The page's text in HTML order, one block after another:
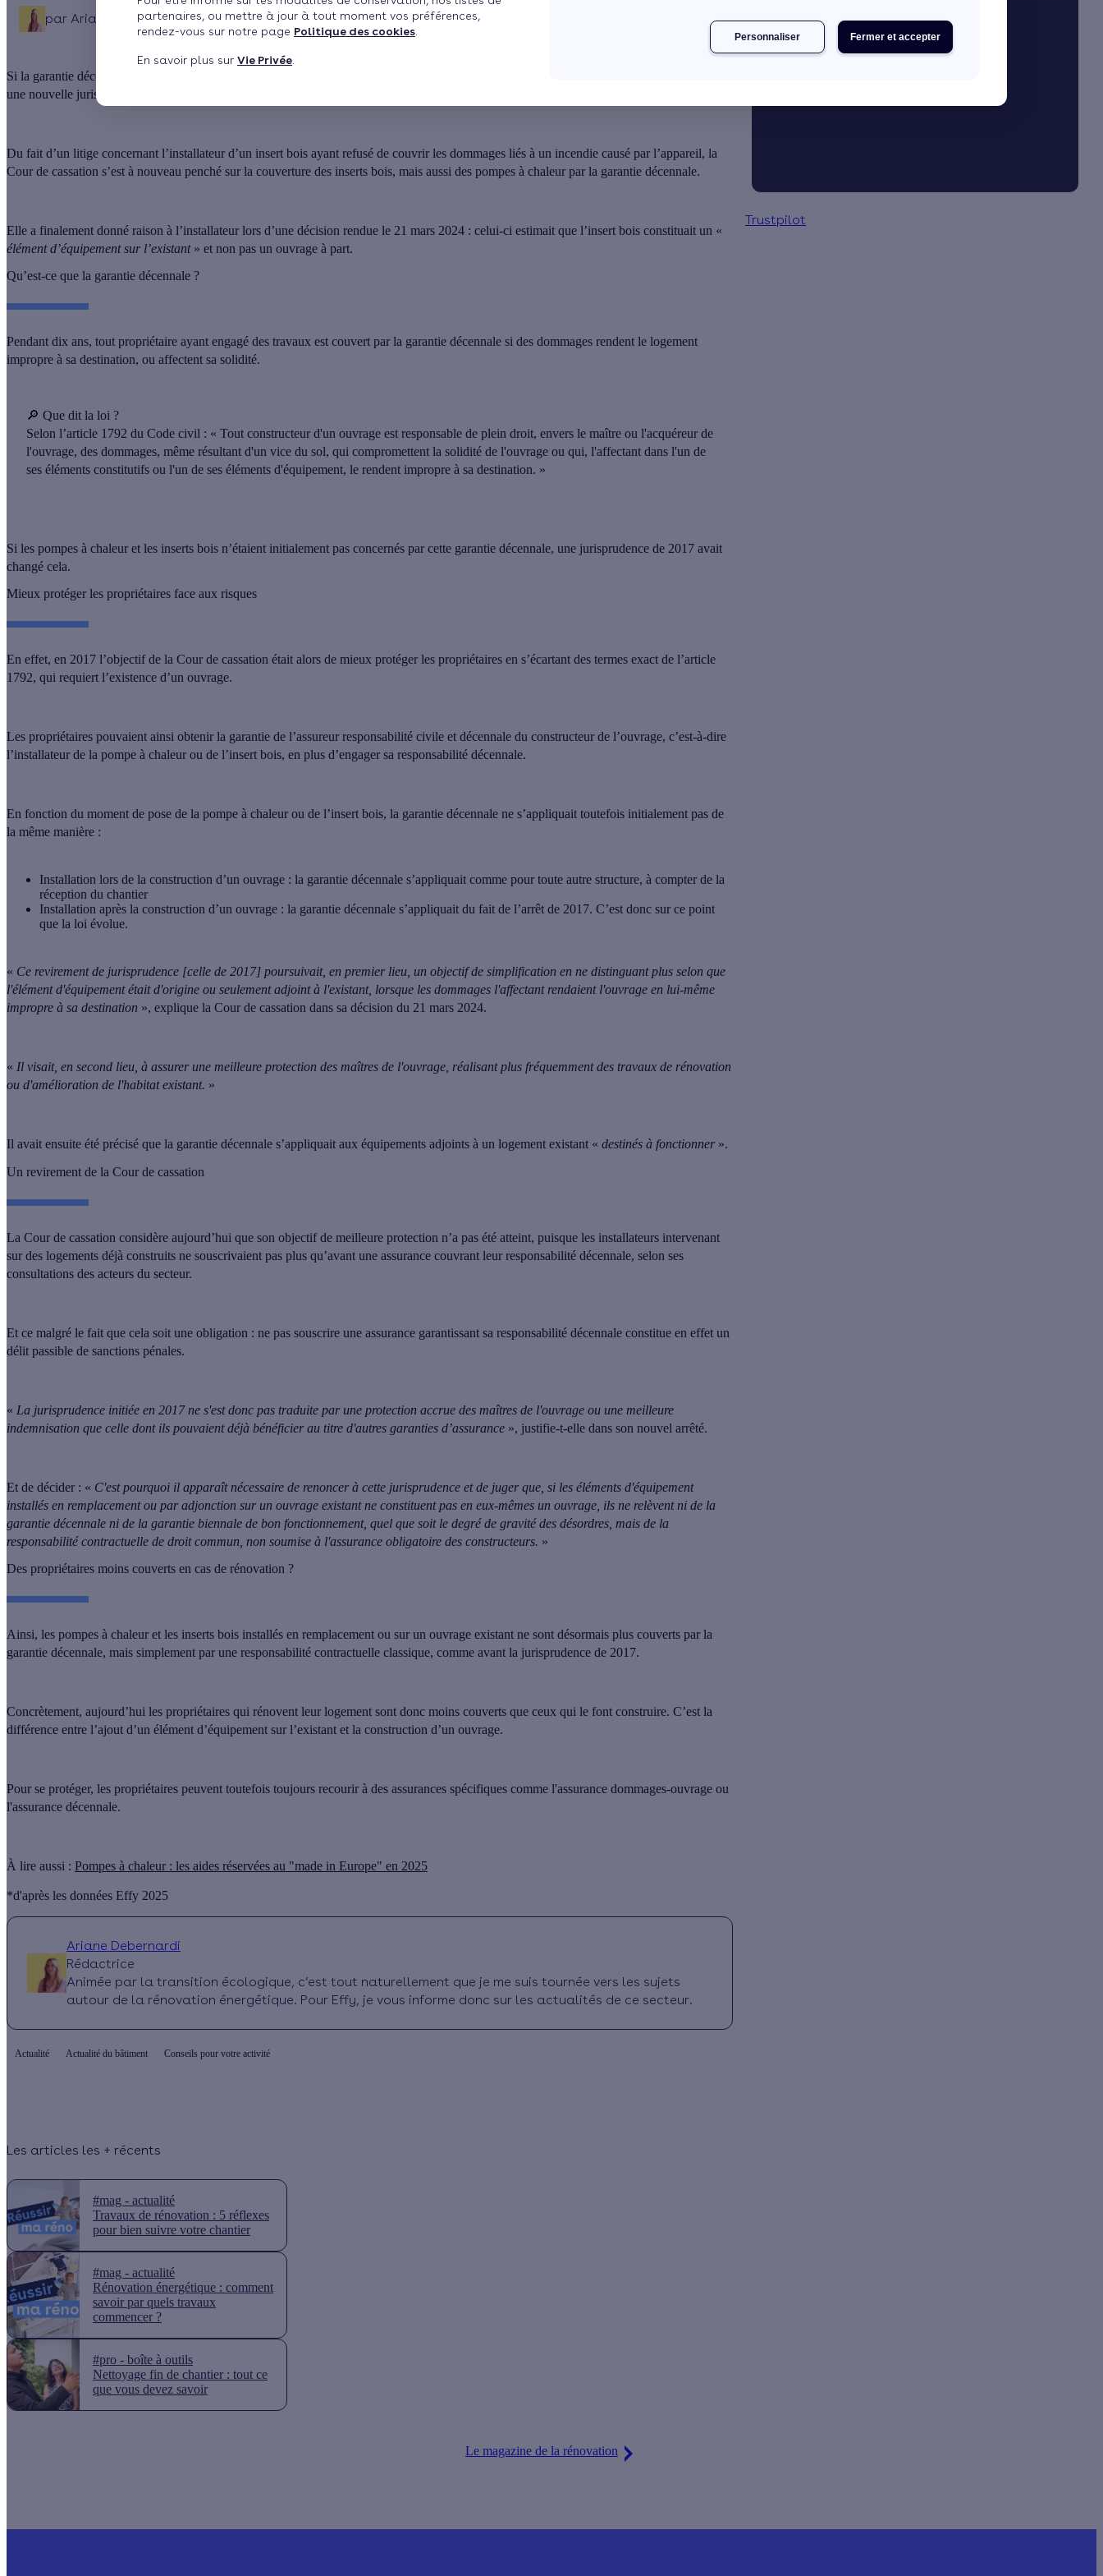
partenaires, ou mettre à jour à tout moment vos préférences,
rendez-vous sur notre page Politique des cookies
En savoir plus sur Vie Privée
Fermer et accepter
Personnaliser
par Ariane DebernardiPublié le 30/05/2024 à 09h46 Mis à jour le 09/08/2024 à 16h16
Si la garantie décennale est au cœur des enjeux d’assurance pour tout artisan, son application pour la pompe à chaleur vient d’évoluer, suite à
une nouvelle jurisprudence de la Cour de cassation. Effy fait le point.
Du fait d’un litige concernant l’installateur d’un insert bois ayant refusé de couvrir les dommages liés à un incendie causé par l’appareil, la
Cour de cassation s’est à nouveau penché sur la couverture des inserts bois, mais aussi des pompes à chaleur par la garantie décennale.
Elle a finalement donné raison à l’installateur lors d’une décision rendue le 21 mars 2024 : celui-ci estimait que l’insert bois constituait un «
élément d’équipement sur l’existant» et non pas un ouvrage à part.
Qu’est-ce que la garantie décennale ?
Pendant dix ans, tout propriétaire ayant engagé des travaux est couvert par la garantie décennale si des dommages rendent le logement
impropre à sa destination, ou affectent sa solidité.
🔎 Que dit la loi ?
Selon l’article 1792 du Code civil : « Tout constructeur d'un ouvrage est responsable de plein droit, envers le maître ou l'acquéreur de
l'ouvrage, des dommages, même résultant d'un vice du sol, qui compromettent la solidité de l'ouvrage ou qui, l'affectant dans l'un de
ses éléments constitutifs ou l'un de ses éléments d'équipement, le rendent impropre à sa destination. »
Si les pompes à chaleur et les inserts bois n’étaient initialement pas concernés par cette garantie décennale, une jurisprudence de 2017 avait
changé cela.
Mieux protéger les propriétaires face aux risques
En effet, en 2017 l’objectif de la Cour de cassation était alors de mieux protéger les propriétaires en s’écartant des termes exact de l’article
1792, qui requiert l’existence d’un ouvrage.
Les propriétaires pouvaient ainsi obtenir la garantie de l’assureur responsabilité civile et décennale du constructeur de l’ouvrage, c’est-à-dire
l’installateur de la pompe à chaleur ou de l’insert bois, en plus d’engager sa responsabilité décennale.
En fonction du moment de pose de la pompe à chaleur ou de l’insert bois, la garantie décennale ne s’appliquait toutefois initialement pas de
la même manière :
Installation lors de la construction d’un ouvrage : la garantie décennale s’appliquait comme pour toute autre structure, à compter de la
réception du chantier
Installation après la construction d’un ouvrage : la garantie décennale s’appliquait du fait de l’arrêt de 2017. C’est donc sur ce point
que la loi évolue.
« Ce revirement de jurisprudence [celle de 2017] poursuivait, en premier lieu, un objectif de simplification en ne distinguant plus selon que
l'élément d'équipement était d'origine ou seulement adjoint à l'existant, lorsque les dommages l'affectant rendaient l'ouvrage en lui-même
impropre à sa destination », explique la Cour de cassation dans sa décision du 21 mars 2024.
« Il visait, en second lieu, à assurer une meilleure protection des maîtres de l'ouvrage, réalisant plus fréquemment des travaux de rénovation
ou d'amélioration de l'habitat existant. »
Il avait ensuite été précisé que la garantie décennale s’appliquait aux équipements adjoints à un logement existant « destinés à fonctionner ».
Un revirement de la Cour de cassation
La Cour de cassation considère aujourd’hui que son objectif de meilleure protection n’a pas été atteint, puisque les installateurs intervenant
sur des logements déjà construits ne souscrivaient pas plus qu’avant une assurance couvrant leur responsabilité décennale, selon ses
consultations des acteurs du secteur.
Et ce malgré le fait que cela soit une obligation : ne pas souscrire une assurance garantissant sa responsabilité décennale constitue en effet un
délit passible de sanctions pénales.
« La jurisprudence initiée en 2017 ne s'est donc pas traduite par une protection accrue des maîtres de l'ouvrage ou une meilleure
indemnisation que celle dont ils pouvaient déjà bénéficier au titre d'autres garanties d’assurance », justifie-t-elle dans son nouvel arrêté.
Et de décider : « C'est pourquoi il apparaît nécessaire de renoncer à cette jurisprudence et de juger que, si les éléments d'équipement
installés en remplacement ou par adjonction sur un ouvrage existant ne constituent pas en eux-mêmes un ouvrage, ils ne relèvent ni de la
garantie décennale ni de la garantie biennale de bon fonctionnement, quel que soit le degré de gravité des désordres, mais de la
responsabilité contractuelle de droit commun, non soumise à l'assurance obligatoire des constructeurs. »
Des propriétaires moins couverts en cas de rénovation ?
Ainsi, les pompes à chaleur et les inserts bois installés en remplacement ou sur un ouvrage existant ne sont désormais plus couverts par la
garantie décennale, mais simplement par une responsabilité contractuelle classique, comme avant la jurisprudence de 2017.
Concrètement, aujourd’hui les propriétaires qui rénovent leur logement sont donc moins couverts que ceux qui le font construire. C’est la
différence entre l’ajout d’un élément d’équipement sur l’existant et la construction d’un ouvrage.
Pour se protéger, les propriétaires peuvent toutefois toujours recourir à des assurances spécifiques comme l'assurance dommages-ouvrage ou
l'assurance décennale.
À lire aussi : Pompes à chaleur : les aides réservées au "made in Europe" en 2025
*d'après les données Effy 2025
Ariane Debernardi
Rédactrice
Animée par la transition écologique, c’est tout naturellement que je me suis tournée vers les sujets
autour de la rénovation énergétique. Pour Effy, je vous informe donc sur les actualités de ce secteur.
Actualité Actualité du bâtiment Conseils pour votre activité
Je booste mon activité
Trustpilot
Les articles les + récents
#mag - actualité
Travaux de rénovation : 5 réflexes
pour bien suivre votre chantier
#mag - actualité
Rénovation énergétique : comment
savoir par quels travaux
commencer ?
#pro - boîte à outils
Nettoyage fin de chantier : tout ce
que vous devez savoir
Le magazine de la rénovation